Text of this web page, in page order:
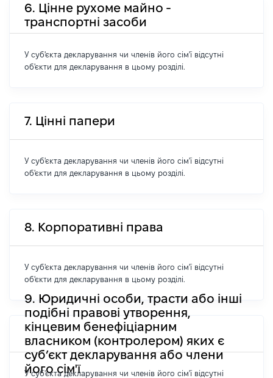
6. Цінне рухоме майно -
транспортні засоби
У суб'єкта декларування чи членів його сім'ї відсутні
об'єкти для декларування в цьому розділі.
7. Цінні папери
У суб'єкта декларування чи членів його сім'ї відсутні
об'єкти для декларування в цьому розділі.
8. Корпоративні права
У суб'єкта декларування чи членів його сім'ї відсутні
об'єкти для декларування в цьому розділі.
9. Юридичні особи, трасти або інші
подібні правові утворення,
кінцевим бенефіціарним
власником (контролером) яких є
суб’єкт декларування або члени
його сім'ї
У суб'єкта декларування чи членів його сім'ї відсутні